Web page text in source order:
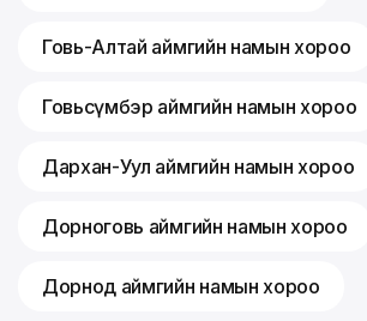
Говь-Алтай аймгийн намын хороо
Говьсүмбэр аймгийн намын хороо
Дархан-Уул аймгийн намын хороо
Дорноговь аймгийн намын хороо
Дорнод аймгийн намын хороо